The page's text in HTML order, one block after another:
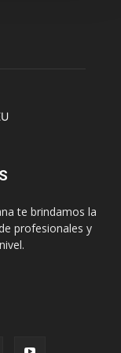
te brindamos la
profesionales y